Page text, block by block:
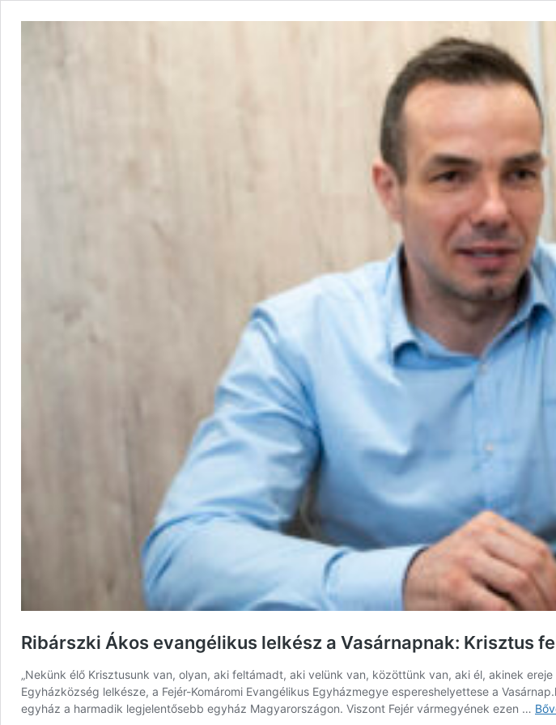
Ribárszki Ákos evangélikus lelkész a Vasárnapnak: Krisztus
„Nekünk élő Krisztusunk van, olyan, aki feltámadt, aki velünk van, közöttünk van, aki él, akinek
Egyházközség lelkésze, a Fejér-Komáromi Evangélikus Egyházmegye espereshelyettese a
egyház a harmadik legjelentősebb egyház Magyarországon. Viszont Fejér vármegyének ezen …